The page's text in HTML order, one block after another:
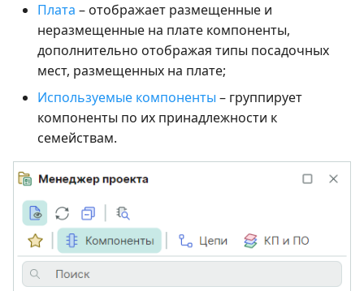
Плата – отображает размещенные и
неразмещенные на плате компоненты,
дополнительно отображая типы посадочных
мест, размещенных на плате;
Используемые компоненты – группирует
компоненты по их принадлежности к
семействам.